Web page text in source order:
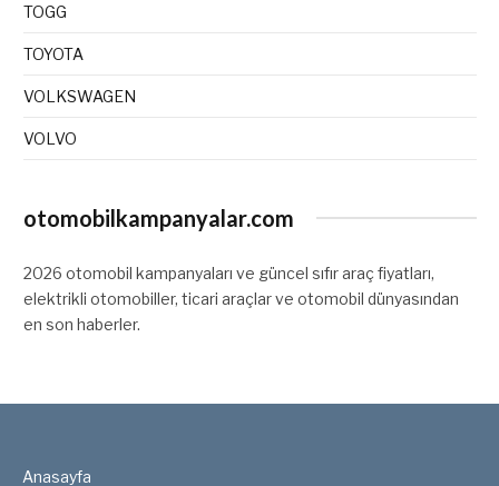
TOGG
TOYOTA
VOLKSWAGEN
VOLVO
otomobilkampanyalar.com
2026 otomobil kampanyaları ve güncel sıfır araç fiyatları,
elektrikli otomobiller, ticari araçlar ve otomobil dünyasından
en son haberler.
Anasayfa